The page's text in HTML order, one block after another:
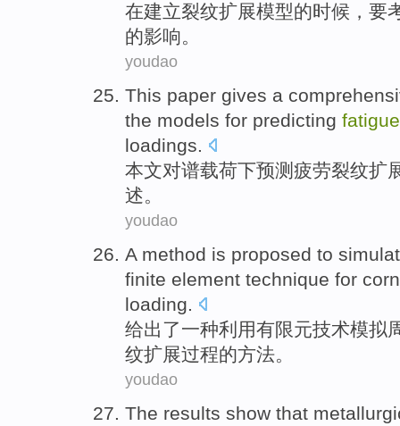
在建立裂纹扩展模型的时候，要
的影响。
youdao
This paper gives a
the models for predicting fatigue
loadings.
本文对谱载荷下预测 疲劳裂纹扩
述。
youdao
A method is proposed to
finite element technique for
loading.
给出了一种利用有限元技术模拟
纹扩展过程的方法。
youdao
The results show that